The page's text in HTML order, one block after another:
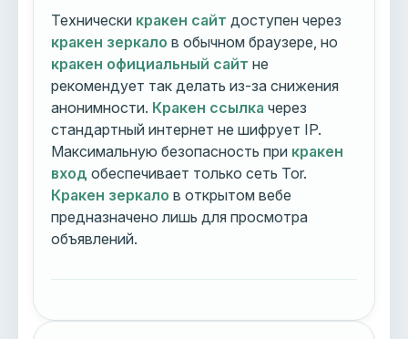
Технически кракен сайт доступен через
кракен зеркало в обычном браузере, но
кракен официальный сайт не
рекомендует так делать из-за снижения
анонимности. Кракен ссылка через
стандартный интернет не шифрует IP.
Максимальную безопасность при кракен
вход обеспечивает только сеть Tor.
Кракен зеркало в открытом вебе
предназначено лишь для просмотра
объявлений.